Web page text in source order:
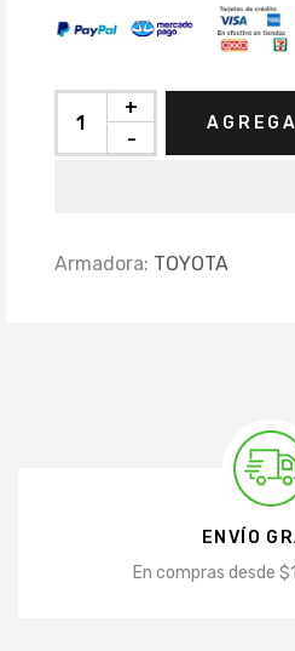
-
+
Armadora: TOYOTA
ENVÍO
En compras desde